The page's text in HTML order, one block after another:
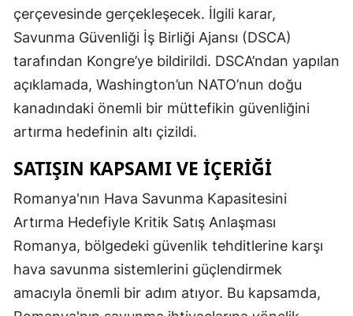
çerçevesinde gerçekleşecek. İlgili karar,
Savunma Güvenliği İş Birliği Ajansı (DSCA)
tarafından Kongre’ye bildirildi. DSCA’ndan yapılan
açıklamada, Washington’un NATO’nun doğu
kanadındaki önemli bir müttefikin güvenliğini
artırma hedefinin altı çizildi.
SATIŞIN KAPSAMI VE İÇERIĞI
Romanya'nın Hava Savunma Kapasitesini
Artırma Hedefiyle Kritik Satış Anlaşması
Romanya, bölgedeki güvenlik tehditlerine karşı
hava savunma sistemlerini güçlendirmek
amacıyla önemli bir adım atıyor. Bu kapsamda,